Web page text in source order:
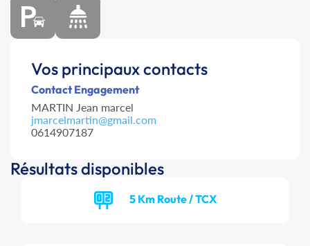
Vos principaux contacts
Contact Engagement
MARTIN Jean marcel
jmarcelmartin@gmail.com
0614907187
Résultats disponibles
5 Km Route / TCX